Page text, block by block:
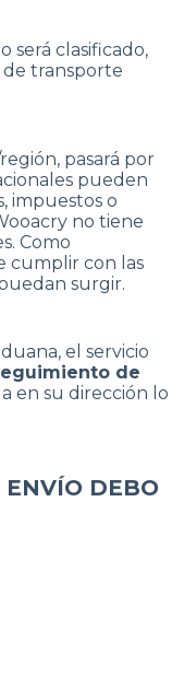
será clasificado,
transporte
pasará por
pueden
impuestos o
no tiene
Como
cumplir con las
surgir.
el servicio
de
en su dirección lo
DEBO